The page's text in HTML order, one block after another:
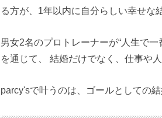
る方が、1年以内に自分らしい幸せな
男女2名のプロトレーナーが“人生で
を通じて、 結婚だけでなく、仕事や
parcy'sで叶うのは、ゴールとしての